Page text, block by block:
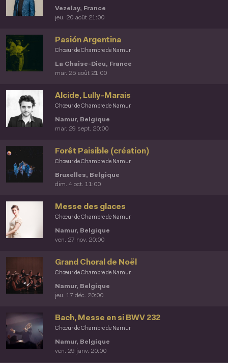
Vezelay, France
jeu. 20 août 21:00
Chœur de Chambre de Namur
Pasión Argentina
La Chaise-Dieu, France
mar. 25 août 21:00
Chœur de Chambre de Namur
Alcide, Lully-Marais
Namur, Belgique
mar. 29 sept. 20:00
Chœur de Chambre de Namur
Forêt Paisible (création)
Bruxelles, Belgique
dim. 4 oct. 11:00
Chœur de Chambre de Namur
Messe des glaces
Namur, Belgique
ven. 27 nov. 20:00
Chœur de Chambre de Namur
Grand Choral de Noël
Namur, Belgique
jeu. 17 déc. 20:00
Chœur de Chambre de Namur
Bach, Messe en si BWV 232
Namur, Belgique
ven. 29 janv. 20:00